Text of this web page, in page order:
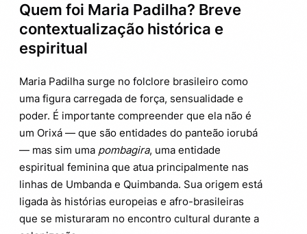
Quem foi Maria Padilha? Breve
contextualização histórica e
espiritual
Maria Padilha surge no folclore brasileiro como
uma figura carregada de força, sensualidade e
poder. É importante compreender que ela não é
um Orixá — que são entidades do panteão iorubá
— mas sim uma pombagira, uma entidade
espiritual feminina que atua principalmente nas
linhas de Umbanda e Quimbanda. Sua origem está
ligada às histórias europeias e afro-brasileiras
que se misturaram no encontro cultural durante a